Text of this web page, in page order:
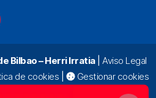
Bilbao – Herri Irratia| Aviso Legal
de cookies
Gestionar cookies
94 423 92 00|